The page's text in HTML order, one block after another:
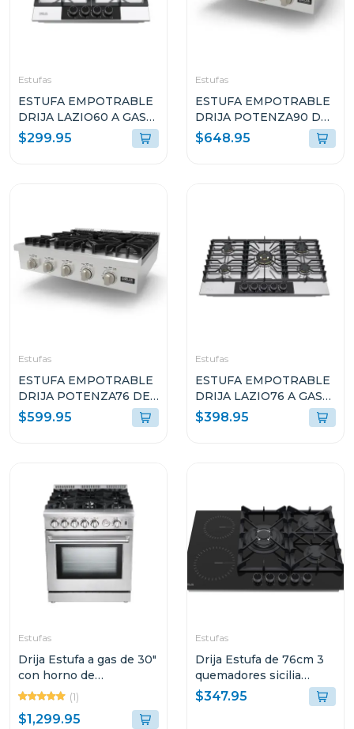
Estufas
ESTUFA EMPOTRABLE
DRIJA LAZIO60 A GAS
DE 60CM CON 4
QUEMADORES
$299.95
Estufas
ESTUFA EMPOTRABLE
DRIJA POTENZA90 DE
90CM CON 5
QUEMADORES
$648.95
Estufas
ESTUFA EMPOTRABLE
DRIJA POTENZA76 DE
76CM CON 5
QUEMADORES
$599.95
Estufas
ESTUFA EMPOTRABLE
DRIJA LAZIO76 A GAS
DE 76CM CON 5
QUEMADORES
$398.95
Estufas
Drija Estufa a gas de 30"
con horno de
convección
(1)
$1,299.95
Estufas
Drija Estufa de 76cm 3
quemadores sicilia
touch
$347.95